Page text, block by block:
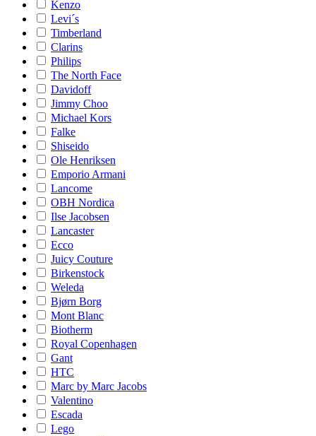
Kenzo
Levi´s
Timberland
Clarins
Philips
The North Face
Davidoff
Jimmy Choo
Michael Kors
Falke
Shiseido
Ole Henriksen
Emporio Armani
Lancome
OBH Nordica
Ilse Jacobsen
Lancaster
Ecco
Juicy Couture
Birkenstock
Weleda
Bjørn Borg
Mont Blanc
Biotherm
Royal Copenhagen
Gant
HTC
Marc by Marc Jacobs
Valentino
Escada
Lego